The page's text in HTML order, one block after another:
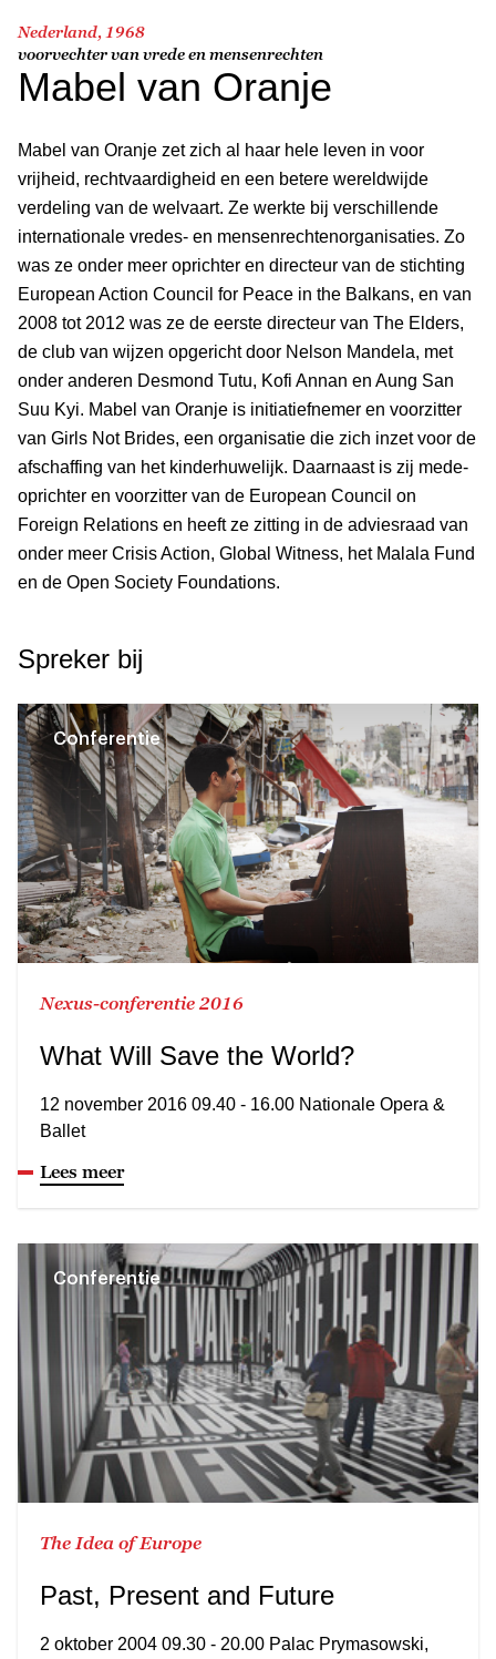
Nederland, 1968
voorvechter van vrede en mensenrechten
Mabel van Oranje
Mabel van Oranje zet zich al haar hele leven in voor
vrijheid, rechtvaardigheid en een betere wereldwijde
verdeling van de welvaart. Ze werkte bij verschillende
internationale vredes- en mensenrechtenorganisaties. Zo
was ze onder meer oprichter en directeur van de stichting
European Action Council for Peace in the Balkans, en van
2008 tot 2012 was ze de eerste directeur van The Elders,
de club van wijzen opgericht door Nelson Mandela, met
onder anderen Desmond Tutu, Kofi Annan en Aung San
Suu Kyi. Mabel van Oranje is initiatiefnemer en voorzitter
van Girls Not Brides, een organisatie die zich inzet voor de
afschaffing van het kinderhuwelijk. Daarnaast is zij mede-
oprichter en voorzitter van de European Council on
Foreign Relations en heeft ze zitting in de adviesraad van
onder meer Crisis Action, Global Witness, het Malala Fund
en de Open Society Foundations.
Spreker bij
Conferentie
Nexus-conferentie 2016
What Will Save the World?
12 november 2016 09.40 - 16.00 Nationale Opera &
Ballet
Lees meer
Conferentie
The Idea of Europe
Past, Present and Future
2 oktober 2004 09.30 - 20.00 Palac Prymasowski,